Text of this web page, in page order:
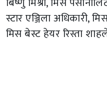
स्टार एञ्जिला अधिकारी,
मिस बेस्ट हेयर रिस्ता